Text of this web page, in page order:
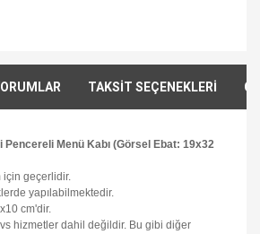
TAKSİT SEÇENEKLERİ
Pencereli Menü Kabı (Görsel Ebat: 19x32
için geçerlidir.
yapılabilmektedir.
cm'dir.
hizmetler dahil değildir. Bu gibi diğer